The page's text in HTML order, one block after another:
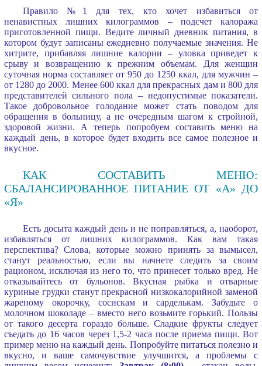
Правило №1 для тех, кто хочет избавиться от
ненавистных лишних килограммов – подсчет калоража
приготовленной пищи. Ведите личный дневник питания, в
котором будут записаны ежедневно получаемые значения. Не
хитрите, прибавляя лишние калории – уловка приведет к
срыву и возвращению к прежним объемам. Для женщин
суточная норма составляет от 950 до 1250 ккал, для мужчин –
от 1280 до 2000. Менее 600 ккал для прекрасных дам и 800 для
представителей сильного пола – недопустимые показатели.
Такое добровольное голодание может стать поводом для
обращения в больницу, а не очередным шагом к стройной,
здоровой жизни. А теперь попробуем составить меню на
каждый день, в которое будет входить все самое полезное и
вкусное.
КАК СОСТАВИТЬ МЕНЮ:
СБАЛАНСИРОВАННОЕ ПИТАНИЕ ОТ «А» ДО
«Я»
Есть досыта каждый день и не поправляться, а, наоборот,
избавляться от лишних килограммов. Как вам такая
перспектива? Слова, которые можно принять за вымысел,
станут реальностью, если вы начнете следить за своим
рационом, исключая из него то, что принесет только вред. Не
отказывайтесь от бульонов. Вкусная рыбка и отварные
куриные грудки станут прекрасной низкокалорийной заменой
жареному окорочку, сосискам и сарделькам. Забудьте о
молочном шоколаде – вместо него возьмите горький. Пользы
от такого десерта гораздо больше. Сладкие фрукты следует
съедать до 16 часов через 1,5-2 часа после приема пищи. Вот
пример меню на каждый день. Попробуйте питаться полезно и
вкусно, и ваше самочувствие улучшится, а проблемы с